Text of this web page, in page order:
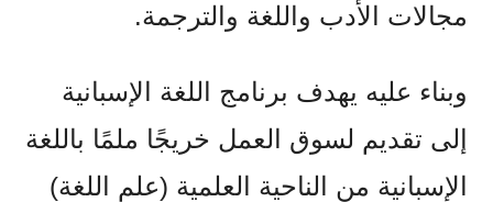
مجالات الأدب واللغة والترجمة.
وبناء عليه يهدف برنامج اللغة الإسبانية
إلى تقديم لسوق العمل خريجًا ملمًا باللغة
الإسبانية من الناحية العلمية (علم اللغة)